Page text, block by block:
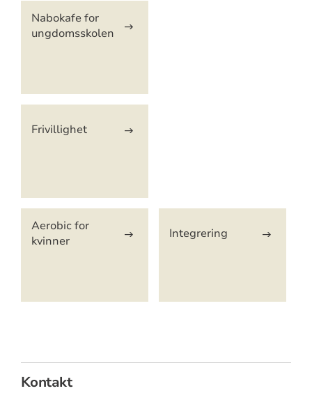
Artikkelsnarveger
Nabokafe for
ungdomsskolen
Frivillighet
Aerobic for
kvinner
Integrering
Kontakt